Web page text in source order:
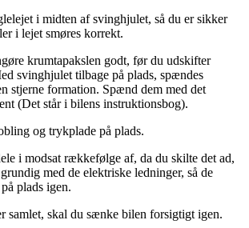
i midten af svinghjulet, så du er sikker
i lejet smøres korrekt.
krumtapakslen godt, før du udskifter
svinghjulet tilbage på plads, spændes
stjerne formation. Spænd dem med det
(Det står i bilens instruktionsbog).
og trykplade på plads.
i modsat rækkefølge af, da du skilte det ad,
med de elektriske ledninger, så de
plads igen.
samlet, skal du sænke bilen forsigtigt igen.